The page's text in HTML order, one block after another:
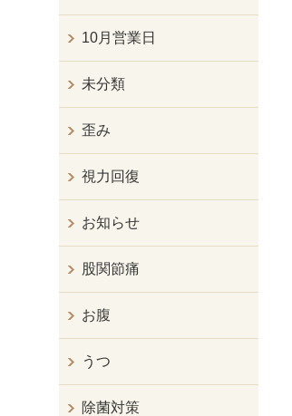
10月営業日
未分類
歪み
視力回復
お知らせ
股関節痛
お腹
うつ
除菌対策